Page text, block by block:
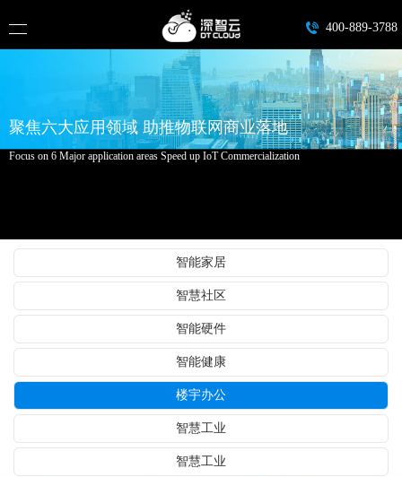
400-889-3788
聚焦六大应用领域 助推物联网商业落地
Focus on 6 Major application areas Speed up IoT Commercialization
智能家居
智慧社区
智能硬件
智能健康
楼宇办公
智慧工业
智慧工业